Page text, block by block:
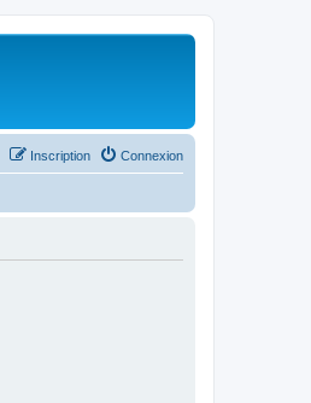
Connexion
Inscription